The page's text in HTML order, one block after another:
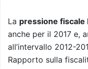
La pressione fiscale
anche per il 2017 e,
all’intervallo 2012-
Rapporto sulla